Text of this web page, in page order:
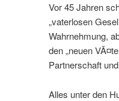
Vor 45 Jahren
„vaterlosen
Wahrnehmung,
den „neuen
Partnerschaft
Alles unter den